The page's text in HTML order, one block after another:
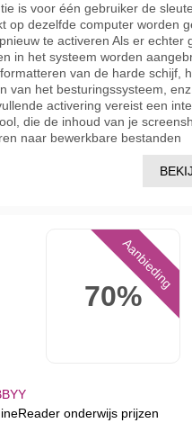
is voor één gebruiker de
op dezelfde computer worden
te activeren Als er echter
in het systeem worden
van de harde schijf,
van het besturingssysteem,
activering vereist een
die de inhoud van je
naar bewerkbare bestanden
70%
Aanbieding
onderwijs prijzen